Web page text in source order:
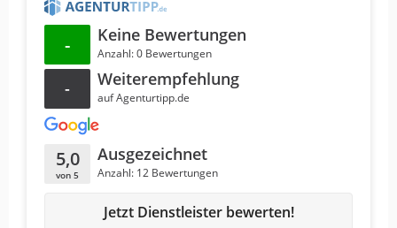
- Keine Bewertungen
Anzahl: 0 Bewertungen
- Weiterempfehlung
auf Agenturtipp.de
5,0
von 5
Ausgezeichnet
Anzahl: 12 Bewertungen
Jetzt Dienstleister bewerten!